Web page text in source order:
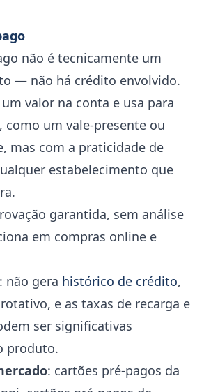
não é tecnicamente um
— não há crédito envolvido.
valor na conta e usa para
como um vale-presente ou
mas com a praticidade de
estabelecimento que
garantida, sem análise
em compras online e
: não gera histórico de crédito,
e as taxas de recarga e
ser significativas
produto.
: cartões pré-pagos da